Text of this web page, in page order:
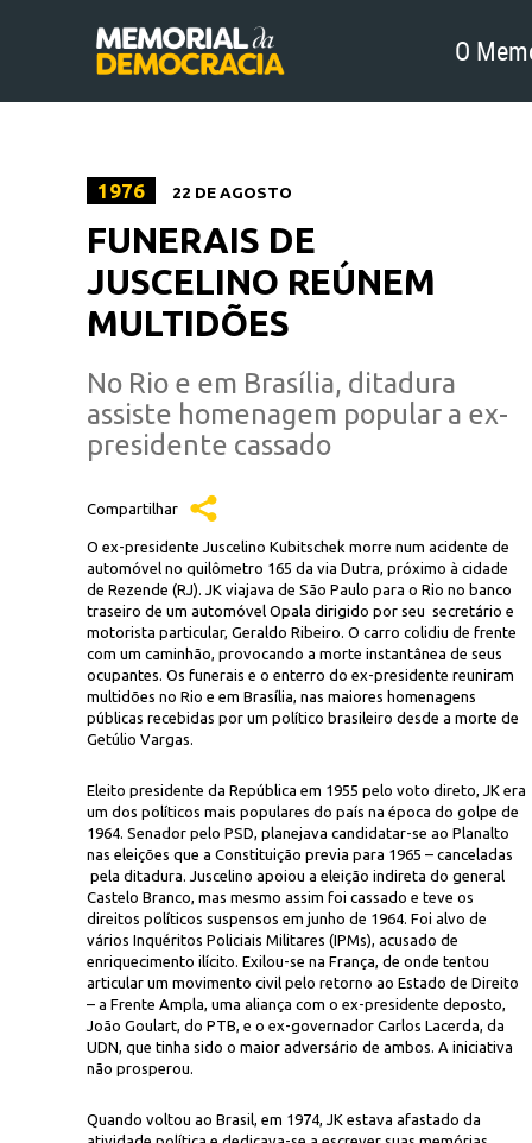
O
1976 22 DE AGOSTO
FUNERAIS DE
JUSCELINO REÚNEM
MULTIDÕES
No Rio e em Brasília, ditadura
assiste homenagem popular a ex-
presidente cassado
Compartilhar
O ex-presidente Juscelino Kubitschek morre num acidente de
automóvel no quilômetro 165 da via Dutra, próximo à cidade
de Rezende (RJ). JK viajava de São Paulo para o Rio no banco
traseiro de um automóvel Opala dirigido por seu secretário e
motorista particular, Geraldo Ribeiro. O carro colidiu de frente
com um caminhão, provocando a morte instantânea de seus
ocupantes. Os funerais e o enterro do ex-presidente reuniram
multidões no Rio e em Brasília, nas maiores homenagens
públicas recebidas por um político brasileiro desde a morte de
Getúlio Vargas.
Eleito presidente da República em 1955 pelo voto direto, JK era
um dos políticos mais populares do país na época do golpe de
1964. Senador pelo PSD, planejava candidatar-se ao Planalto
nas eleições que a Constituição previa para 1965 – canceladas
pela ditadura. Juscelino apoiou a eleição indireta do general
Castelo Branco, mas mesmo assim foi cassado e teve os
direitos políticos suspensos em junho de 1964. Foi alvo de
vários Inquéritos Policiais Militares (IPMs), acusado de
enriquecimento ilícito. Exilou-se na França, de onde tentou
articular um movimento civil pelo retorno ao Estado de Direito
– a Frente Ampla, uma aliança com o ex-presidente deposto,
João Goulart, do PTB, e o ex-governador Carlos Lacerda, da
UDN, que tinha sido o maior adversário de ambos. A iniciativa
não prosperou.
Quando voltou ao Brasil, em 1974, JK estava afastado da
cortejo fúnebre em Brasília